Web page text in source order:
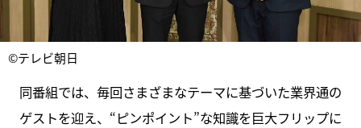
©テレビ朝日
同番組では、毎回さまざまなテーマに基づいた業界通の
ゲストを迎え、“ピンポイント”な知識を巨大フリップに